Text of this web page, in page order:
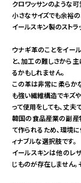
クロワッサンのような可
小さなサイズでも余裕の
イールスキン製のストラ
ウナギ革のことをイー
と、加工の難しさから
るかもしれません。
この革は非常に柔らか
も強い繊維構造でキズ
って使用をしても、丈夫
韓国の食品産業の副産
て作られるため、環境
ィナブルな選択肢です。
イールスキンは他のレ
じものが存在しません。